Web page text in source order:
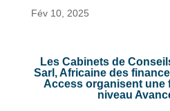
Fév 10, 2025
Les Cabinets de
Sarl, Africaine des
Access organisent une
niveau